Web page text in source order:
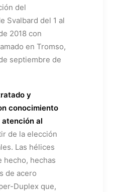
del
Svalbard del 1 al
2018 con
en Tromso,
septiembre de
y
conocimiento
al
de la elección
Las hélices
hecho, hechas
de acero
Duplex que,